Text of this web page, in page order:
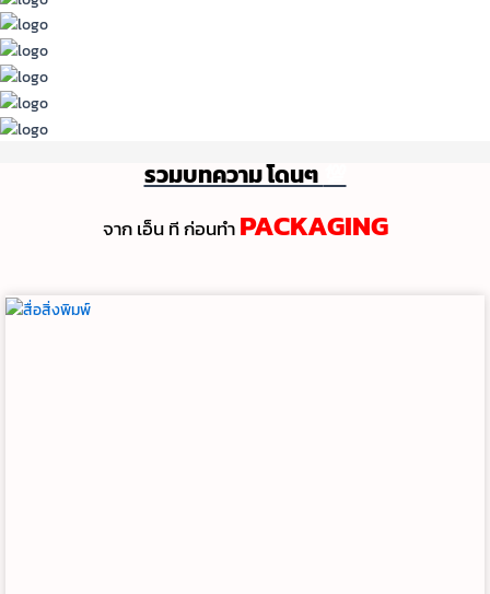
รวมบทความ โดนๆ
จาก เอ็น ที ก่อนทํา PACKAGING